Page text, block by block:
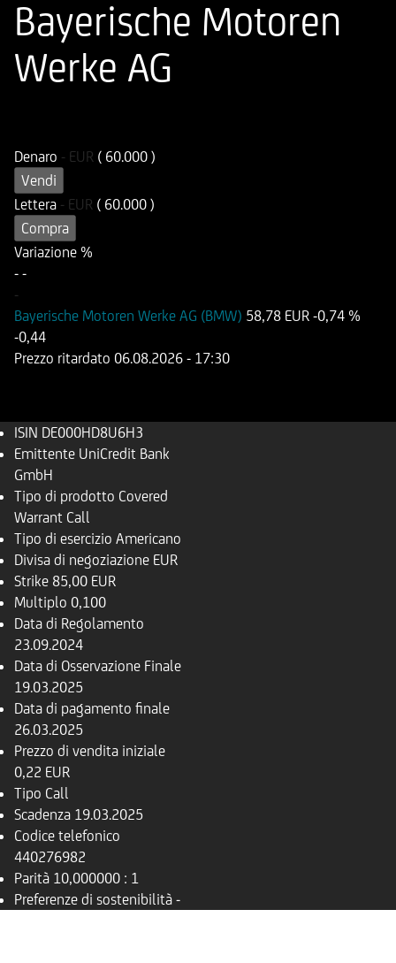
Bayerische Motoren
Werke AG
Denaro - EUR ( 60.000 )
Vendi
Lettera - EUR ( 60.000 )
Compra
Variazione %
- -
-
Bayerische Motoren Werke AG (BMW) 58,78 EUR -0,74 %
-0,44
Prezzo ritardato 06.08.2026 - 17:30
ISIN DE000HD8U6H3
Emittente UniCredit Bank
GmbH
Tipo di prodotto Covered
Warrant Call
Tipo di esercizio Americano
Divisa di negoziazione EUR
Strike 85,00 EUR
Multiplo 0,100
Data di Regolamento
23.09.2024
Data di Osservazione Finale
19.03.2025
Data di pagamento finale
26.03.2025
Prezzo di vendita iniziale
0,22 EUR
Tipo Call
Scadenza 19.03.2025
Codice telefonico
440276982
Parità 10,000000 : 1
Preferenze di sostenibilità -